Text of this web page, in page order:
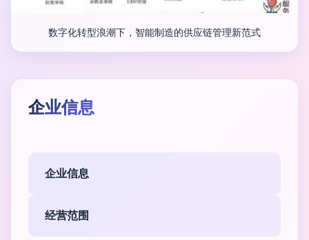
数字化转型浪潮下，智能制造的供应链管理新范式
企业信息
企业信息
经营范围